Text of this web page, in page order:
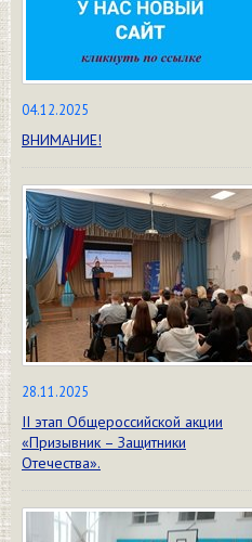
04.12.2025
ВНИМАНИЕ!
28.11.2025
II этап Общероссийской акции
«Призывник – Защитники
Отечества».